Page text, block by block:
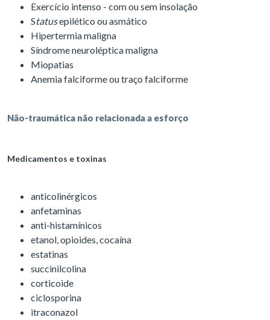
Exercício intenso - com ou sem insolação
Statusepilético ou asmático
Hipertermia maligna
Síndrome neuroléptica maligna
Miopatias
Anemia falciforme ou traço falciforme
Não-traumática não relacionada a esforço
Medicamentos e toxinas
anticolinérgicos
anfetaminas
anti-histamínicos
etanol, opioides, cocaína
estatinas
succinilcolina
corticoide
ciclosporina
itraconazol